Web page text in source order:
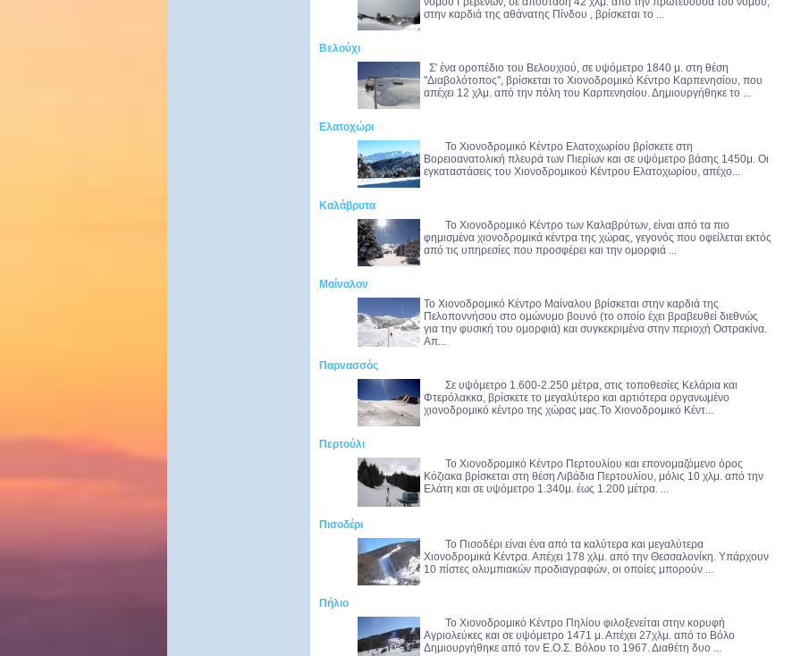
στην καρδιά της αθάνατης Πίνδου , βρίσκεται το ...
Βελούχι
Σ' ένα οροπέδιο του Βελουχιού, σε υψόμετρο 1840 μ. στη θέση
"Διαβολότοπος", βρίσκεται το Χιονοδρομικό Κέντρο Καρπενησίου, που
απέχει 12 χλμ. από την πόλη του Καρπενησίου. Δημιουργήθηκε το ...
Ελατοχώρι
Το Χιονοδρομικό Κέντρο Ελατοχωρίου βρίσκετε στη
Βορειοανατολική πλευρά των Πιερίων και σε υψόμετρο βάσης 1450μ. Οι
εγκαταστάσεις του Χιονοδρομικού Κέντρου Ελατοχωρίου, απέχο...
Καλάβρυτα
Το Χιονοδρομικό Κέντρο των Καλαβρύτων, είναι από τα πιο
φημισμένα χιονοδρομικά κέντρα της χώρας, γεγονός που οφείλεται εκτός
από τις υπηρεσίες που προσφέρει και την ομορφιά ...
Μαίναλον
Το Χιονοδρομικό Κέντρο Μαίναλου βρίσκεται στην καρδιά της
Πελοποννήσου στο ομώνυμο βουνό (το οποίο έχει βραβευθεί διεθνώς
για την φυσική του ομορφιά) και συγκεκριμένα στην περιοχή Οστρακίνα.
Απ...
Παρνασσός
Σε υψόμετρο 1.600-2.250 μέτρα, στις τοποθεσίες Κελάρια και
Φτερόλακκα, βρίσκετε το μεγαλύτερο και αρτιότερα οργανωμένο
χιονοδρομικό κέντρο της χώρας μας.Το Χιονοδρομικό Κέντ...
Περτούλι
Το Χιονοδρομικό Κέντρο Περτουλίου και επονομαζόμενο όρος
Κόζιακα βρίσκεται στη θέση Λιβάδια Περτουλίου, μόλις 10 χλμ. από την
Ελάτη και σε υψόμετρο 1.340μ. έως 1.200 μέτρα. ...
Πισοδέρι
Το Πισοδέρι είναι ένα από τα καλύτερα και μεγαλύτερα
Χιονοδρομικά Κέντρα. Απέχει 178 χλμ. από την Θεσσαλονίκη. Υπάρχουν
10 πίστες ολυμπιακών προδιαγραφών, οι οποίες μπορούν ...
Πήλιο
Το Χιονοδρομικό Κέντρο Πηλίου φιλοξενείται στην κορυφή
Αγριολεύκες και σε υψόμετρο 1471 μ. Απέχει 27χλμ. από το Βόλο
Δημιουργήθηκε από τον Ε.Ο.Σ. Βόλου το 1967. Διαθέτη δυο ...